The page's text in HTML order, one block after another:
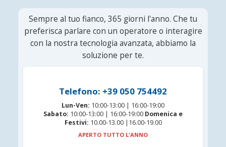
Sempre al tuo fianco, 365 giorni l'anno. Che tu
preferisca parlare con un operatore o interagire
con la nostra tecnologia avanzata, abbiamo la
soluzione per te.
Telefono: +39 050 754492
Lun-Ven: 10:00-13:00 | 16:00-19:00
Sabato: 10:00-13:00 | 16:00-19:00 Domenica e
Festivi: 10.00-13.00 |16.00-19.00
APERTO TUTTO L'ANNO